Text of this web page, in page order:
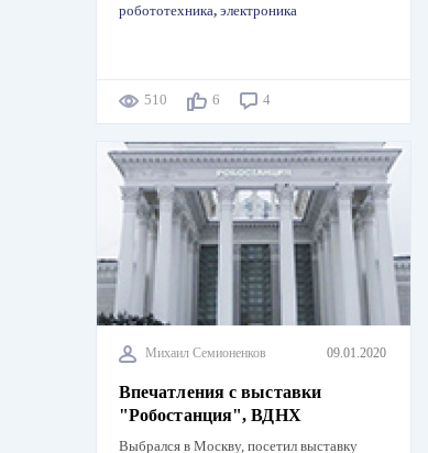
робототехника, электроника
510 6 4
Михаил Семионенков 09.01.2020
Впечатления с выставки
"Робостанция", ВДНХ
Выбрался в Москву, посетил выставку